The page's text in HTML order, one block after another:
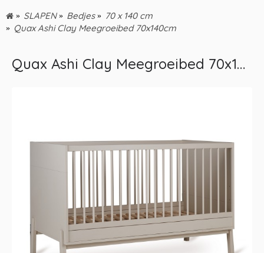
SLAPEN Bedjes
70 x 140 cm
Quax Ashi Clay Meegroeibed 70x140cm
Quax Ashi Clay Meegroeibed 70x140cm